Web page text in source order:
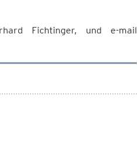
Fichtinger, und e-mail